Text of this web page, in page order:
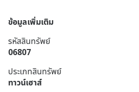
ข้อมูลเพิ่มเติม
รหัสสินทรัพย์
06807
ประเภทสินทรัพย์
ทาวน์เฮาส์